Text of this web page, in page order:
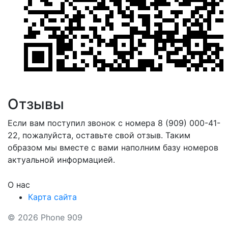
Отзывы
Если вам поступил звонок с номера 8 (909) 000-41-
22, пожалуйста, оставьте свой отзыв. Таким
образом мы вместе с вами наполним базу номеров
актуальной информацией.
О нас
Карта сайта
© 2026 Phone 909